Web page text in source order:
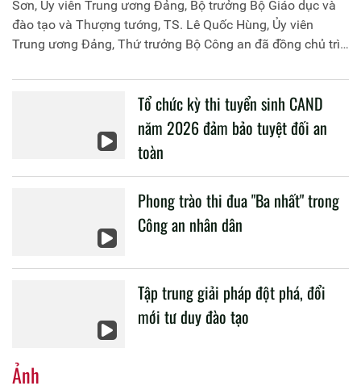
Sơn, Ủy viên Trung ương Đảng, Bộ trưởng Bộ Giáo dục và
đào tạo và Thượng tướng, TS. Lê Quốc Hùng, Ủy viên
Trung ương Đảng, Thứ trưởng Bộ Công an đã đồng chủ trì
liên quan đến công tác giáo dục và đào tạo của lực lượng
Tổ chức kỳ thi tuyển sinh CAND
năm 2026 đảm bảo tuyệt đối an
toàn
Phong trào thi đua "Ba nhất" trong
Công an nhân dân
Tập trung giải pháp đột phá, đổi
mới tư duy đào tạo
Ảnh